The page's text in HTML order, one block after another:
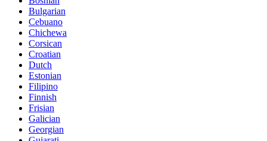
Bulgarian
Cebuano
Chichewa
Corsican
Croatian
Dutch
Estonian
Filipino
Finnish
Frisian
Galician
Georgian